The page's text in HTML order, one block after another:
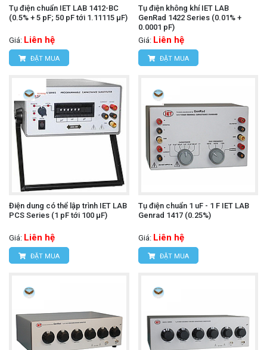
Tụ điện chuẩn IET LAB 1412-BC
(0.5% + 5 pF; 50 pF tới 1.11115 µF)
Giá: Liên hệ
ĐẶT MUA
Tụ điện không khí IET LAB
GenRad 1422 Series (0.01% +
0.0001 pF)
Giá: Liên hệ
ĐẶT MUA
Điện dung có thể lập trình IET LAB
PCS Series (1 pF tới 100 µF)
Giá: Liên hệ
ĐẶT MUA
Tụ điện chuẩn 1 uF - 1 F IET LAB
Genrad 1417 (0.25%)
Giá: Liên hệ
ĐẶT MUA